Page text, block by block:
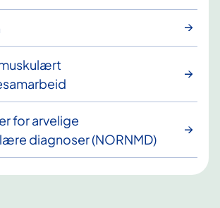
for arvelige
diagnoser (NORNMD)